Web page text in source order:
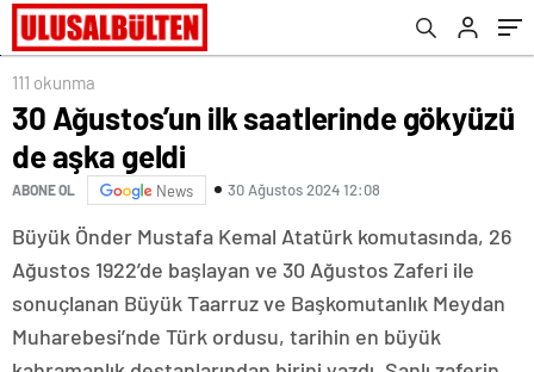
111 okunma
30 Ağustos’un ilk saatlerinde gökyüzü
de aşka geldi
ABONE OL News 30 Ağustos 2024 12:08
Büyük Önder Mustafa Kemal Atatürk komutasında, 26
Ağustos 1922’de başlayan ve 30 Ağustos Zaferi ile
sonuçlanan Büyük Taarruz ve Başkomutanlık Meydan
Muharebesi’nde Türk ordusu, tarihin en büyük